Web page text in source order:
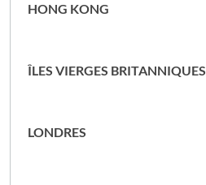
HONG KONG
ÎLES VIERGES BRITANNIQUES
LONDRES